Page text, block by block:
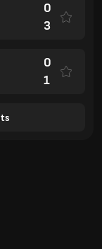
0
3
0
1